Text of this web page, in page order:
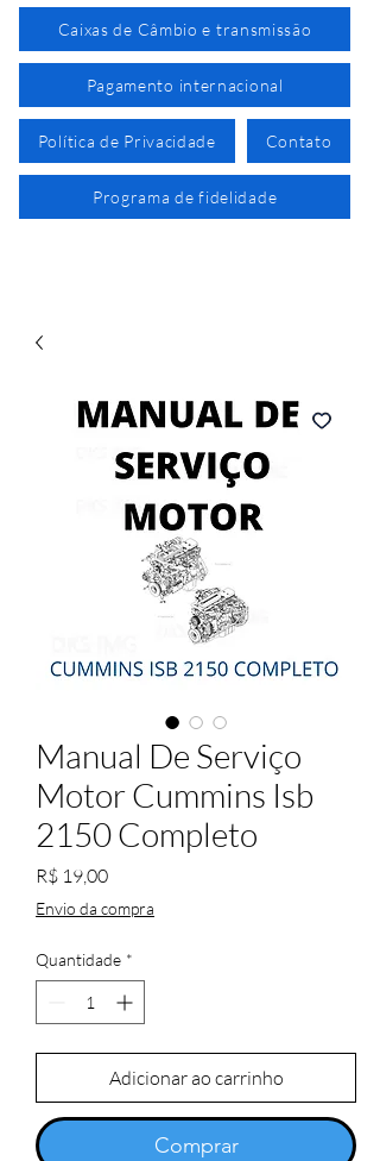
Caixas de Câmbio e transmissão
Pagamento internacional
Política de Privacidade Contato
Programa de fidelidade
Manual De Serviço
Motor Cummins Isb
2150 Completo
R$ 19,00Preço
Envio da compra
Quantidade *
Adicionar ao carrinho
Comprar